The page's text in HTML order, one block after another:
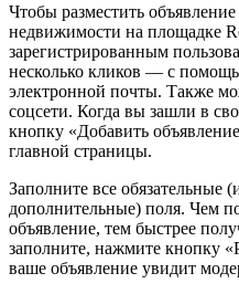
Чтобы разместить
недвижимости на площадке
зарегистрированным
несколько кликов — с
электронной почты. Также
соцсети. Когда вы зашли в
кнопку «Добавить
главной страницы.
Заполните все
дополнительные) поля. Чем
объявление, тем быстрее
заполните, нажмите кнопку
ваше объявление увидит